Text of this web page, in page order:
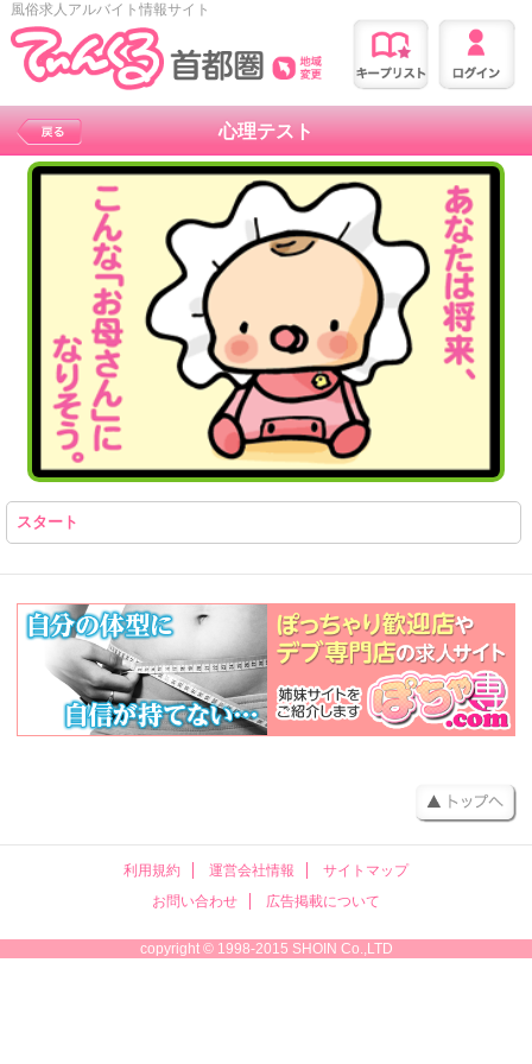
風俗求人アルバイト情報サイト
心理テスト
スタート
利用規約 運営会社情報
サイトマップ
お問い合わせ
広告掲載について
copyright © 1998-2015 SHOIN Co.,LTD